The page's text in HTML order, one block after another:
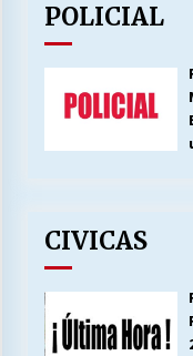
POLICIAL
CIVICAS